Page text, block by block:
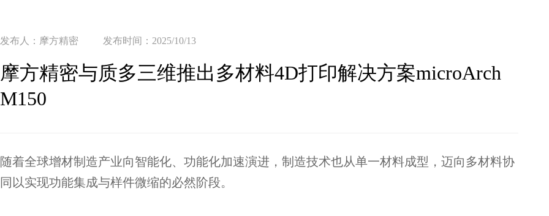
发布人：摩方精密 发布时间：2025/10/13
摩方精密与质多三维推出多材料4D打印解决方案microArch
M150
随着全球增材制造产业向智能化、功能化加速演进，制造技术也从单一材料成型，迈向多材料协
同以实现功能集成与样件微缩的必然阶段。